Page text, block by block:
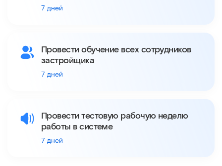
7 дней
Провести обучение всех сотрудников
застройщика
7 дней
Провести тестовую рабочую неделю
работы в системе
7 дней